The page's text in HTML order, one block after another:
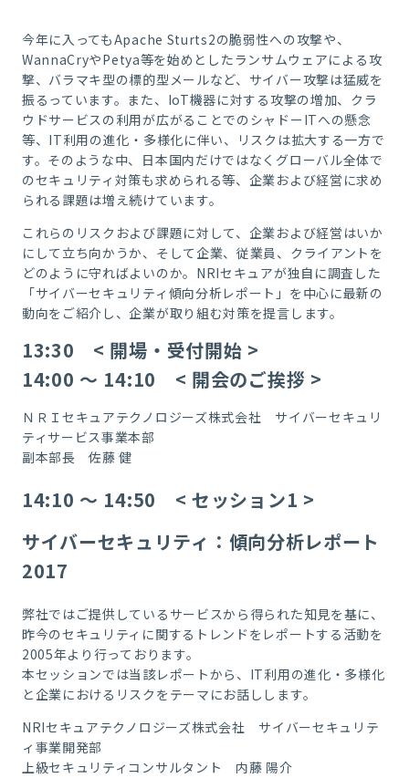
今年に入ってもApache Sturts2の脆弱性への攻撃や、
WannaCryやPetya等を始めとしたランサムウェアによる攻
撃、バラマキ型の標的型メールなど、サイバー攻撃は猛威を
振るっています。また、IoT機器に対する攻撃の増加、クラ
ウドサービスの利用が広がることでのシャドーITへの懸念
等、IT利用の進化・多様化に伴い、リスクは拡大する一方で
す。そのような中、日本国内だけではなくグローバル全体で
のセキュリティ対策も求められる等、企業および経営に求め
られる課題は増え続けています。
これらのリスクおよび課題に対して、企業および経営はいか
にして立ち向かうか、そして企業、従業員、クライアントを
どのように守ればよいのか。NRIセキュアが独自に調査した
「サイバーセキュリティ傾向分析レポート」を中心に最新の
動向をご紹介し、企業が取り組む対策を提言します。
13:30 < 開場・受付開始 >
14:00 ～ 14:10 < 開会のご挨拶 >
ＮＲＩセキュアテクノロジーズ株式会社 サイバーセキュリ
ティサービス事業本部
副本部長 佐藤 健
14:10 ～ 14:50 < セッション1 >
サイバーセキュリティ：傾向分析レポート
2017
弊社ではご提供しているサービスから得られた知見を基に、
昨今のセキュリティに関するトレンドをレポートする活動を
2005年より行っております。
本セッションでは当該レポートから、IT利用の進化・多様化
と企業におけるリスクをテーマにお話しします。
NRIセキュアテクノロジーズ株式会社 サイバーセキュリテ
ィ事業開発部
上級セキュリティコンサルタント 内藤 陽介